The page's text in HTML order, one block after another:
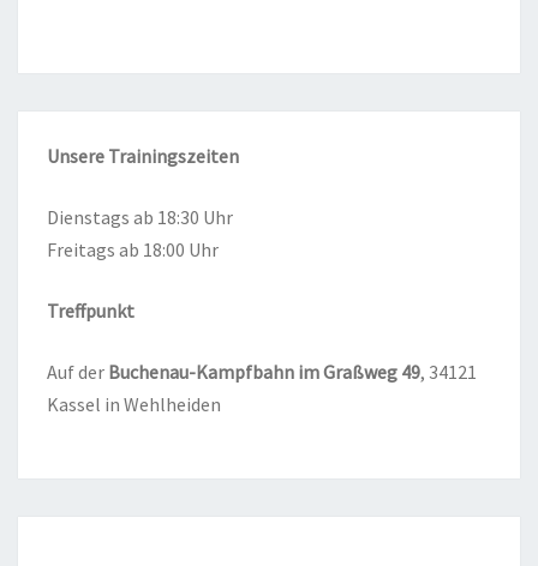
Unse­re Trai­nings­zei­ten
Diens­tags ab 18:30 Uhr
Frei­tags ab 18:00 Uhr
Treff­punkt
Auf der Buchen­au-Kampf­bahn im Graß­weg 49, 34121
Kas­sel in Wehlheiden